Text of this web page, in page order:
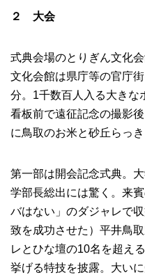
２ 大会
式典会場のとりぎん文化
文化会館は県庁等の官庁
分。1千数百人入る大きな
看板前で遠征記念の撮影
に鳥取のお米と砂丘らっき
第一部は開会記念式典。
学部長総出には驚く。来
バはない」のダジャレで
致を成功させた）平井鳥
レとひな壇の10名を超え
挙げる特技を披露。大いに